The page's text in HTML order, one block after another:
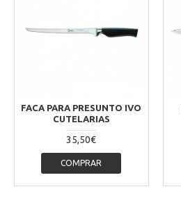
FACA PARA PRESUNTO IVO
CUTELARIAS
35,50€
COMPRAR